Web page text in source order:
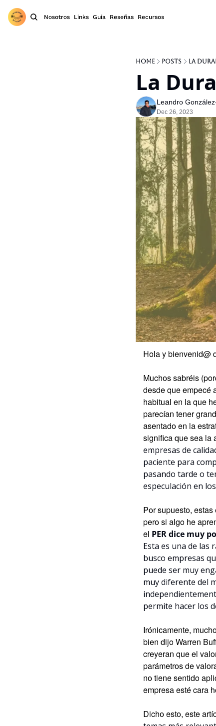
Nosotros Links Guía Reseñas Recursos
Home Posts La
La
Leandro
Dec 26, 2023
Hola y bienvenid@
Muchos sabréis
desde que empecé
habitual en la que
parecían tener
asentado en la
significa que sea la
empresas de
paciente para
pasando tarde o
especulación en
Por supuesto,
pero si algo he
el PER dice muy
Esta es una de las
busco empresas
puede ser muy
muy diferente del
permite hacer los
Irónicamente,
bien dijo Warren
creyeran que el
parámetros de
no tiene sentido
empresa esté cara
Dicho esto, este